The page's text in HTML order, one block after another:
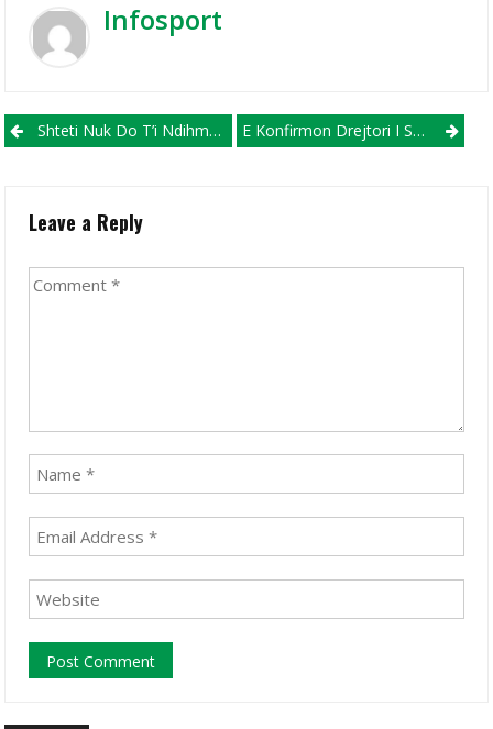
Infosport
Post navigation
Shteti Nuk Do T’i Ndihmojë Sportistët Që Reklamojnë Bastoret Dhe Kazinotë E Konfirmon Drejtori I Sassuolos, Bajrami Transferohet Në Skoci!
Leave a Reply